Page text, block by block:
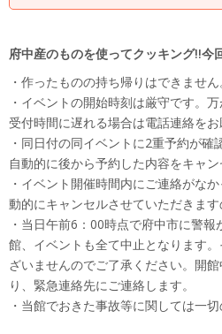
府中産のものを使ってクッキング!!今
・作ったものの持ち帰りはできません
・イベントの開始時刻は厳守です。
受付時間に遅れる場合は電話連絡をお
・同日付の同イベントに2重予約が確
自動的に後から予約した内容をキャン
・イベント開催時間内にご連絡がな
動的にキャンセルさせていただきます
・当日午前6：00時点で府中市に警
館、イベントも全て中止となります
ざいませんのでご了承ください。開
り、緊急連絡先にご連絡します。
・当館でおきた事故等に関しては一